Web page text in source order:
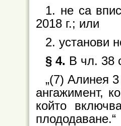
1. не са
2018 г.; или
2. установи
§ 4. В чл. 38
„(7) Алинея
ангажимент,
който
плододаване.“